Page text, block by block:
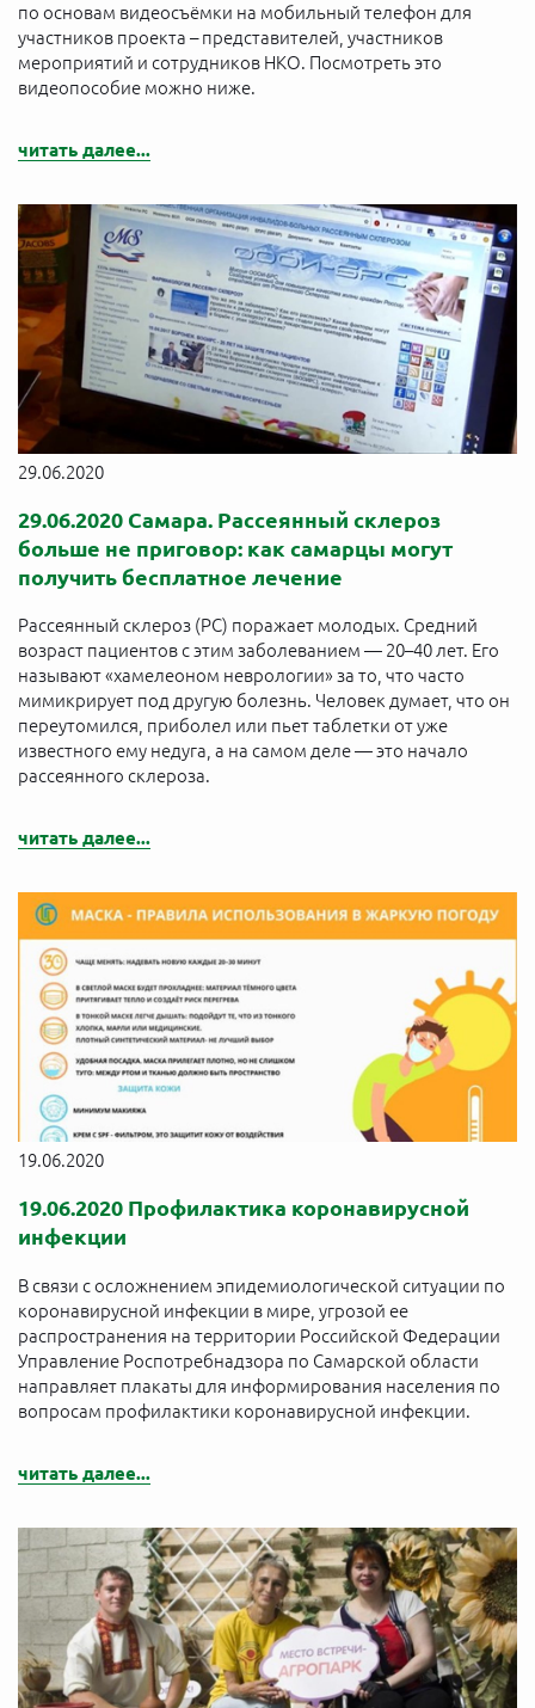
по основам видеосъёмки на мобильный телефон для
участников проекта – представителей, участников
мероприятий и сотрудников НКО. Посмотреть это
видеопособие можно ниже.
читать далее...
29.06.2020
29.06.2020 Самара. Рассеянный склероз
больше не приговор: как самарцы могут
получить бесплатное лечение
Рассеянный склероз (РС) поражает молодых. Средний
возраст пациентов с этим заболеванием — 20–40 лет. Его
называют «хамелеоном неврологии» за то, что часто
мимикрирует под другую болезнь. Человек думает, что он
переутомился, приболел или пьет таблетки от уже
известного ему недуга, а на самом деле — это начало
рассеянного склероза.
читать далее...
19.06.2020
19.06.2020 Профилактика коронавирусной
инфекции
В связи с осложнением эпидемиологической ситуации по
коронавирусной инфекции в мире, угрозой ее
распространения на территории Российской Федерации
Управление Роспотребнадзора по Самарской области
направляет плакаты для информирования населения по
вопросам профилактики коронавирусной инфекции.
читать далее...